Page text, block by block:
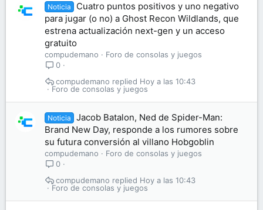
Noticia
Cuatro puntos positivos y uno negativo
para jugar (o no) a Ghost Recon Wildlands, que
estrena actualización next-gen y un acceso
gratuito
compudemano
Foro de consolas y juegos
0
Foro de consolas y juegos
Hoy a las 10:43
compudemano
Noticia
Jacob Batalon, Ned de Spider-Man:
Brand New Day, responde a los rumores sobre
su futura conversión al villano Hobgoblin
compudemano
Foro de consolas y juegos
0
Foro de consolas y juegos
Hoy a las 10:43
compudemano